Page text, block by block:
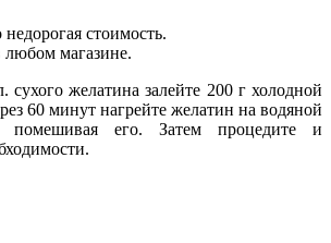
стоимость.
любом магазине.
сухого желатина залейте 200 г холодной
60 минут нагрейте желатин на водяной
помешивая его. Затем процедите и